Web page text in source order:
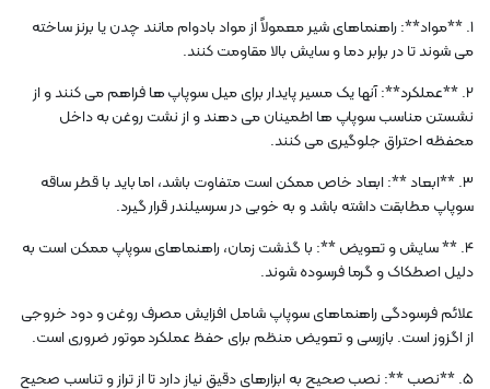
1. **مواد**: راهنماهای شیر معمولاً از مواد بادوام مانند چدن یا برنز ساخته
می شوند تا در برابر دما و سایش بالا مقاومت کنند.
2. **عملکرد**: آنها یک مسیر پایدار برای میل سوپاپ ها فراهم می کنند و از
نشستن مناسب سوپاپ ها اطمینان می دهند و از نشت روغن به داخل
محفظه احتراق جلوگیری می کنند.
3. **ابعاد **: ابعاد خاص ممکن است متفاوت باشد، اما باید با قطر ساقه
سوپاپ مطابقت داشته باشد و به خوبی در سرسیلندر قرار گیرد.
4. ** سایش و تعویض **: با گذشت زمان، راهنماهای سوپاپ ممکن است به
دلیل اصطکاک و گرما فرسوده شوند.
علائم فرسودگی راهنماهای سوپاپ شامل افزایش مصرف روغن و دود خروجی
از اگزوز است. بازرسی و تعویض منظم برای حفظ عملکرد موتور ضروری است.
5. **نصب **: نصب صحیح به ابزارهای دقیق نیاز دارد تا از تراز و تناسب صحیح